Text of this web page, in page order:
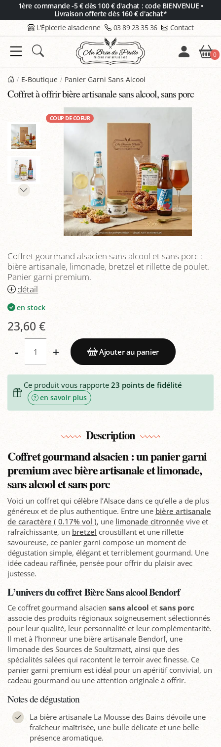
1ère commande -5 € dès 100 € d'achat : code BIENVENUE •
Livraison offerte dès 160 € d'achat*
L'Épicerie alsacienne 03 89 23 35 36 Contact
0
E-Boutique Panier Garni Sans Alcool
Coffret à offrir bière artisanale sans alcool, sans porc
COUP DE COEUR
Coffret gourmand alsacien sans alcool et sans porc :
bière artisanale, limonade, bretzel et rillette de poulet.
Panier garni premium.
détail
en stock
23,60 €
-
+ Ajouter au panier
Ce produit vous rapporte23 points de fidélité
en savoir plus
Description
Coffret gourmand alsacien : un panier garni
premium avec bière artisanale et limonade,
sans alcool et sans porc
Voici un coffret qui célèbre l’Alsace dans ce qu’elle a de plus
généreux et de plus authentique. Entre une bière artisanale
de caractère ( 0.17% vol ), une limonade citronnée vive et
rafraîchissante, un bretzel croustillant et une rillette
savoureuse, ce panier garni compose un moment de
dégustation simple, élégant et terriblement gourmand. Une
idée cadeau raffinée, pensée pour offrir du plaisir avec
justesse.
L’univers du coffret Bière Sans alcool Bendorf
Ce coffret gourmand alsacien sans alcool et sans porc
associe des produits régionaux soigneusement sélectionnés
pour leur qualité, leur personnalité et leur complémentarité.
Il met à l’honneur une bière artisanale Bendorf, une
limonade des Sources de Soultzmatt, ainsi que des
spécialités salées qui racontent le terroir avec finesse. Ce
panier garni premium est idéal pour un apéritif convivial, un
cadeau gourmand ou une attention originale à offrir.
Notes de dégustation
La bière artisanale La Mousse des Bains dévoile une
fraîcheur maîtrisée, une bulle délicate et une belle
présence aromatique.
Panneau de gestion des cookies